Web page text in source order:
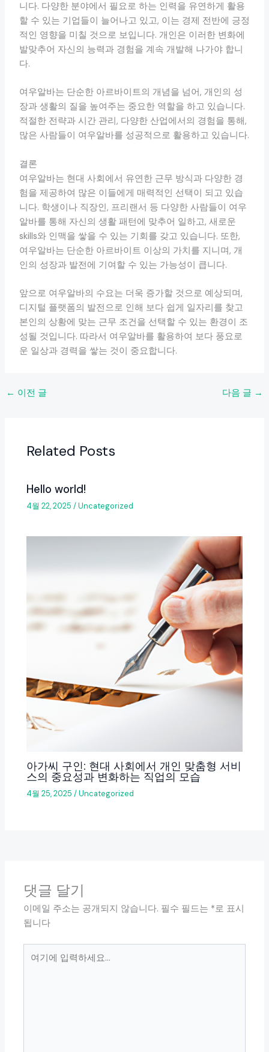
니다. 다양한 분야에서 필요로 하는 인력을 유연하게 활용
할 수 있는 기업들이 늘어나고 있고, 이는 경제 전반에 긍정
적인 영향을 미칠 것으로 보입니다. 개인은 이러한 변화에
발맞추어 자신의 능력과 경험을 계속 개발해 나가야 합니
다.
여우알바는 단순한 아르바이트의 개념을 넘어, 개인의 성
장과 생활의 질을 높여주는 중요한 역할을 하고 있습니다.
적절한 전략과 시간 관리, 다양한 산업에서의 경험을 통해,
많은 사람들이 여우알바를 성공적으로 활용하고 있습니다.
결론
여우알바는 현대 사회에서 유연한 근무 방식과 다양한 경
험을 제공하여 많은 이들에게 매력적인 선택이 되고 있습
니다. 학생이나 직장인, 프리랜서 등 다양한 사람들이 여우
알바를 통해 자신의 생활 패턴에 맞추어 일하고, 새로운
skills와 인맥을 쌓을 수 있는 기회를 갖고 있습니다. 또한,
여우알바는 단순한 아르바이트 이상의 가치를 지니며, 개
인의 성장과 발전에 기여할 수 있는 가능성이 큽니다.
앞으로 여우알바의 수요는 더욱 증가할 것으로 예상되며,
디지털 플랫폼의 발전으로 인해 보다 쉽게 일자리를 찾고
본인의 상황에 맞는 근무 조건을 선택할 수 있는 환경이 조
성될 것입니다. 따라서 여우알바를 활용하여 보다 풍요로
운 일상과 경력을 쌓는 것이 중요합니다.
← 이전 글 다음 글 →
Related Posts
Hello world!
4월 22, 2025/Uncategorized
아가씨 구인: 현대 사회에서 개인 맞춤형 서비
스의 중요성과 변화하는 직업의 모습
4월 25, 2025/Uncategorized
댓글 달기
이메일 주소는 공개되지 않습니다. 필수 필드는 *로 표시
됩니다